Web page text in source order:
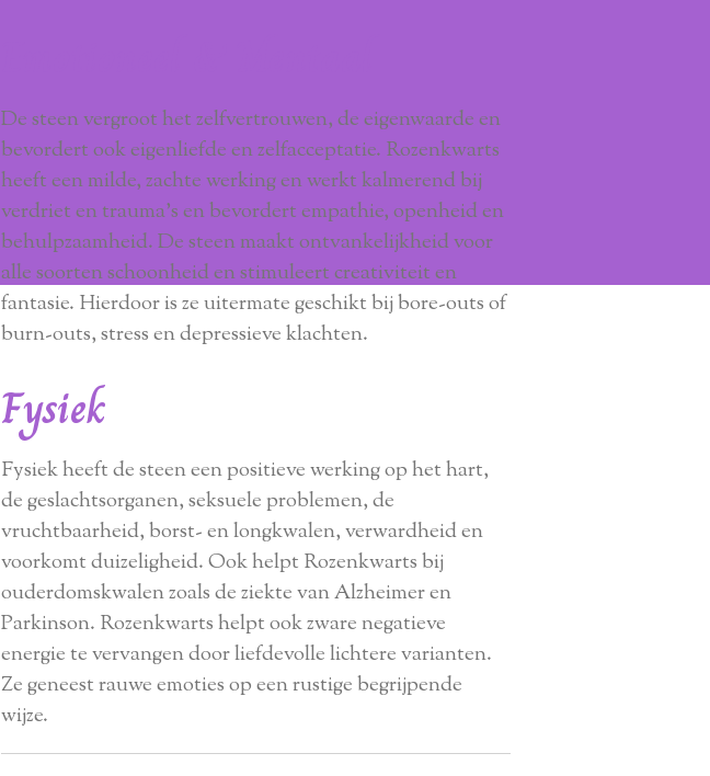
De steen vergroot het zelfvertrouwen, de eigenwaarde en
bevordert ook eigenliefde en zelfacceptatie. Rozenkwarts
heeft een milde, zachte werking en werkt kalmerend bij
verdriet en trauma’s en bevordert empathie, openheid en
behulpzaamheid. De steen maakt ontvankelijkheid voor
alle soorten schoonheid en stimuleert creativiteit en
fantasie. Hierdoor is ze uitermate geschikt bij bore-outs of
burn-outs, stress en depressieve klachten.
Fysiek
Fysiek heeft de steen een positieve werking op het hart,
de geslachtsorganen, seksuele problemen, de
vruchtbaarheid, borst- en longkwalen, verwardheid en
voorkomt duizeligheid. Ook helpt Rozenkwarts bij
ouderdomskwalen zoals de ziekte van Alzheimer en
Parkinson. Rozenkwarts helpt ook zware negatieve
energie te vervangen door liefdevolle lichtere varianten.
Ze geneest rauwe emoties op een rustige begrijpende
wijze.